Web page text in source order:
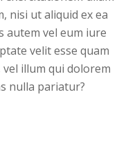
nisi ut aliquid ex ea
autem vel eum iure
velit esse quam
illum qui dolorem
nulla pariatur?